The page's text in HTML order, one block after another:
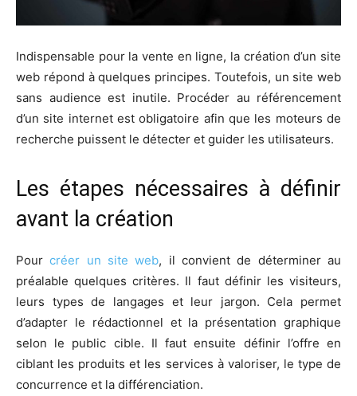
Indispensable pour la vente en ligne, la création d’un site
web répond à quelques principes. Toutefois, un site web
sans audience est inutile. Procéder au référencement
d’un site internet est obligatoire afin que les moteurs de
recherche puissent le détecter et guider les utilisateurs.
Les étapes nécessaires à définir
avant la création
Pourcréer un site web, il convient de déterminer au
préalable quelques critères. Il faut définir les visiteurs,
leurs types de langages et leur jargon. Cela permet
d’adapter le rédactionnel et la présentation graphique
selon le public cible. Il faut ensuite définir l’offre en
ciblant les produits et les services à valoriser, le type de
concurrence et la différenciation.